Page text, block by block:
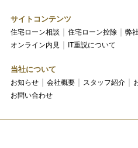
サイトコンテンツ
住宅ローン相談 住宅ローン控除 弊
オンライン内見
IT重説について
当社について
お知らせ 会社概要 スタッフ紹介
お問い合わせ